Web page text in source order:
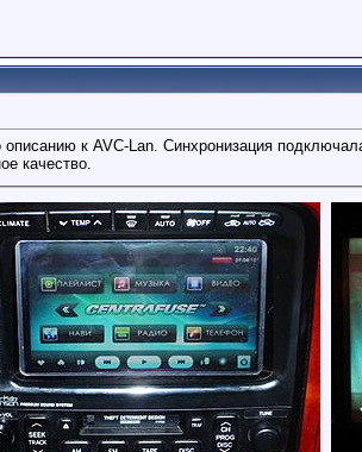
к AVC-Lan. Синхронизация
качество.